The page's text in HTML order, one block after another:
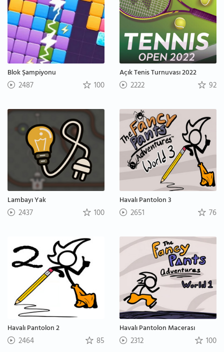
Blok Şampiyonu
2487 100
Açık Tenis Turnuvası 2022
2222 92
Lambayı Yak
2437 100
Havalı Pantolon 3
2651 76
Havalı Pantolon 2
2464 85
Havalı Pantolon Macerası
2312 100